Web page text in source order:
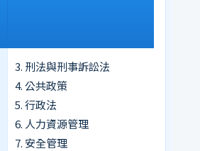
3. 刑法與刑事訴訟法
4. 公共政策
5. 行政法
6. 人力資源管理
7. 安全管理